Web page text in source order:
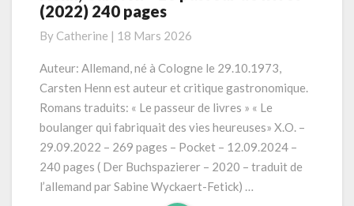
Carsten
Le
passeur
livres
»
(2022)
240
pages
(2022) 240 pages
By Catherine | 18 Mars 2026
Auteur: Allemand, né à Cologne le 29.10.1973,
Carsten Henn est auteur et critique gastronomique.
Romans traduits: « Le passeur de livres » « Le
boulanger qui fabriquait des vies heureuses» X.O. –
29.09.2022 – 269 pages – Pocket – 12.09.2024 –
240 pages ( Der Buchspazierer – 2020 – traduit de
l’allemand par Sabine Wyckaert-Fetick) …